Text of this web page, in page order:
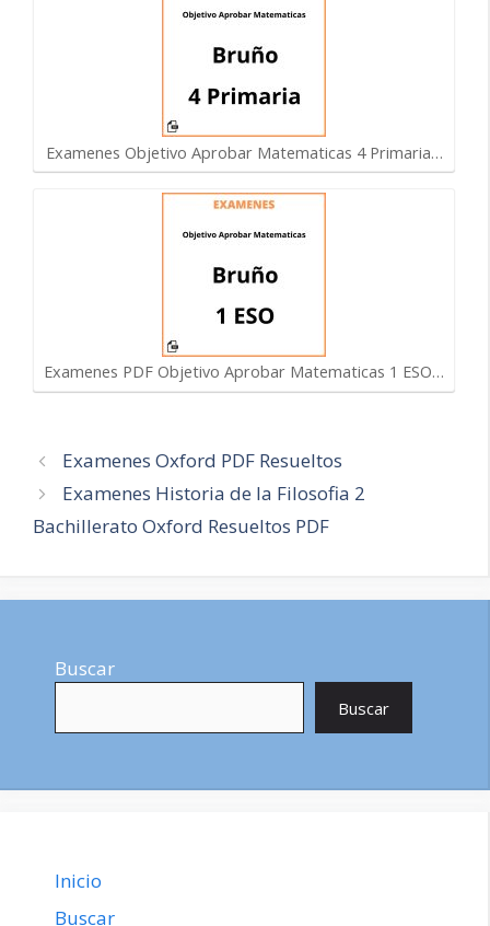
Examenes Objetivo Aprobar Matematicas 4 Primaria…
Examenes PDF Objetivo Aprobar Matematicas 1 ESO…
Navegación
de
Examenes Oxford PDF Resueltos
Examenes Historia de la Filosofia 2
Bachillerato Oxford Resueltos PDF
Buscar
Buscar
Inicio
Buscar